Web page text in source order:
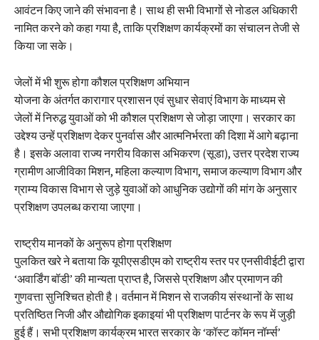
आवंटन किए जाने की संभावना है। साथ ही सभी विभागों से नोडल अधिकारी
नामित करने को कहा गया है, ताकि प्रशिक्षण कार्यक्रमों का संचालन तेजी से
किया जा सके।
जेलों में भी शुरू होगा कौशल प्रशिक्षण अभियान
योजना के अंतर्गत कारागार प्रशासन एवं सुधार सेवाएं विभाग के माध्यम से
जेलों में निरुद्ध युवाओं को भी कौशल प्रशिक्षण से जोड़ा जाएगा। सरकार का
उद्देश्य उन्हें प्रशिक्षण देकर पुनर्वास और आत्मनिर्भरता की दिशा में आगे बढ़ाना
है। इसके अलावा राज्य नगरीय विकास अभिकरण (सूडा), उत्तर प्रदेश राज्य
ग्रामीण आजीविका मिशन, महिला कल्याण विभाग, समाज कल्याण विभाग और
ग्राम्य विकास विभाग से जुड़े युवाओं को आधुनिक उद्योगों की मांग के अनुसार
प्रशिक्षण उपलब्ध कराया जाएगा।
राष्ट्रीय मानकों के अनुरूप होगा प्रशिक्षण
पुलकित खरे ने बताया कि यूपीएसडीएम को राष्ट्रीय स्तर पर एनसीवीईटी द्वारा
‘अवार्डिंग बॉडी’ की मान्यता प्राप्त है, जिससे प्रशिक्षण और प्रमाणन की
गुणवत्ता सुनिश्चित होती है। वर्तमान में मिशन से राजकीय संस्थानों के साथ
प्रतिष्ठित निजी और औद्योगिक इकाइयां भी प्रशिक्षण पार्टनर के रूप में जुड़ी
हुई हैं। सभी प्रशिक्षण कार्यक्रम भारत सरकार के ‘कॉस्ट कॉमन नॉर्म्स’